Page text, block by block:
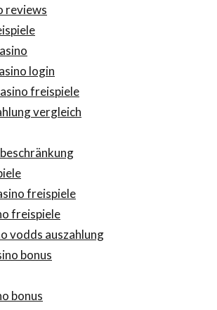
reviews
login
freispiele
vergleich
freispiele
freispiele
vodds auszahlung
bonus
bonus